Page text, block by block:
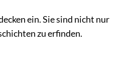
ein. Sie sind nicht nur
zu erfinden.